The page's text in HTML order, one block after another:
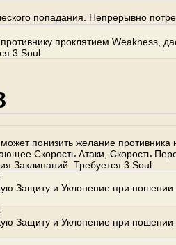
попадания. Непрерывно
проклятием Weakness,
3 Soul.
понизить желание противника
Скорость Атаки, Скорость
Заклинаний. Требуется 3 Soul.
Защиту и Уклонение при ношении
Защиту и Уклонение при ношении